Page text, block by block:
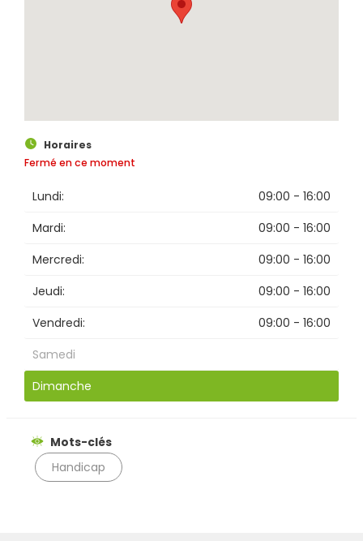
Horaires
Fermé en ce moment
Lundi:
09:00 - 16:00
Mardi:
09:00 - 16:00
Mercredi:
09:00 - 16:00
Jeudi:
09:00 - 16:00
Vendredi:
09:00 - 16:00
Samedi
Dimanche
Mots-clés
Handicap